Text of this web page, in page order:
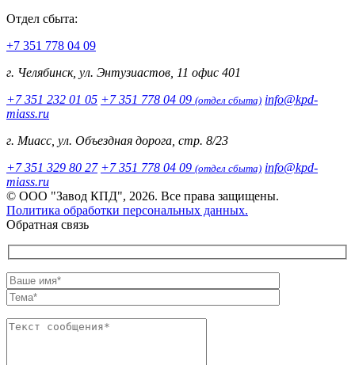
Отдел сбыта:
+7 351 778 04 09
г. Челябинск, ул. Энтузиастов, 11 офис 401
+7 351 232 01 05 +7 351 778 04 09 (отдел сбыта) info@kpd-
miass.ru
г. Миасс, ул. Объездная дорога, стр. 8/23
+7 351 329 80 27 +7 351 778 04 09 (отдел сбыта) info@kpd-
miass.ru
© ООО "Завод КПД", 2026. Все права защищены.
Политика обработки персональных данных.
Обратная связь